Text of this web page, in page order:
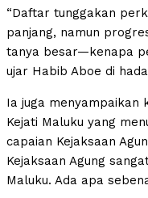
“Daftar tunggakan
panjang, namun
tanya besar—kenapa
ujar Habib Aboe di
Ia juga menyampaikan
Kejati Maluku yang
capaian Kejaksaan
Kejaksaan Agung
Maluku. Ada apa